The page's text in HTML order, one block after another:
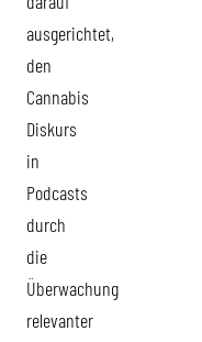
ausgerichtet,
den
Cannabis
Diskurs
in
Podcasts
durch
die
Überwachung
relevanter